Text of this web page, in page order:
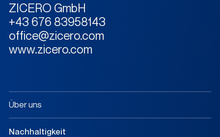
ZICERO GmbH
+43 676 83958143
office@zicero.com
www.zicero.com
Über uns
Nachhaltigkeit